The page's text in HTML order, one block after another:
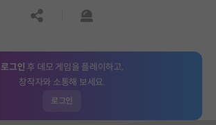
공유하기신고하기
로그인 후 데모 게임을 플레이하고,
창작자와 소통해 보세요.
로그인